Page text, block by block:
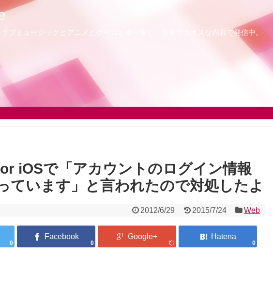
ブミュージックとアニメとゲームと食べ物と、雑多でカオスな内容で発信中。
iOSで「アカウントのログイン情報
ています」と言われたので対処したよ
2012/6/29 2015/7/24 Web
0 0 0